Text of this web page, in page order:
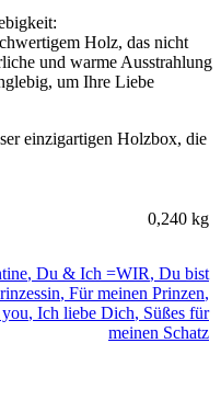
Holz, das nicht
und warme Ausstrahlung
um Ihre Liebe
einzigartigen Holzbox, die
0,240 kg
, Du & Ich =WIR, Du bist
, Für meinen Prinzen,
, Ich liebe Dich, Süßes für
meinen Schatz